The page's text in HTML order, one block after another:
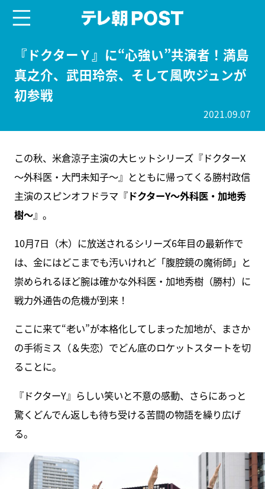
『ドクターＹ』に“心強い”共演者！満島
真之介、武田玲奈、そして風吹ジュンが
初参戦
2021.09.07
この秋、米倉涼子主演の大ヒットシリーズ『ドクターX
～外科医・大門未知子～』とともに帰ってくる勝村政信
主演のスピンオフドラマ『ドクターY～外科医・加地秀
樹～』。
10月7日（木）に放送されるシリーズ6年目の最新作で
は、金にはどこまでも汚いけれど「腹腔鏡の魔術師」と
崇められるほど腕は確かな外科医・加地秀樹（勝村）に
戦力外通告の危機が到来！
ここに来て“老い”が本格化してしまった加地が、まさか
の手術ミス（＆失恋）でどん底のロケットスタートを切
ることに。
『ドクターY』らしい笑いと不意の感動、さらにあっと
驚くどんでん返しも待ち受ける苦闘の物語を繰り広げ
る。